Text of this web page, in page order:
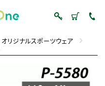
オリジナルスポーツウェア